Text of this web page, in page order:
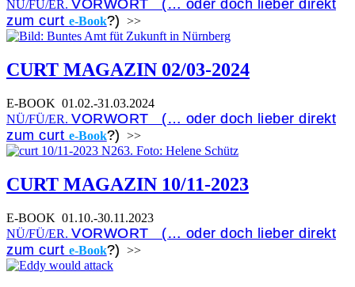
NÜ/FÜ/ER. VORWORT (… oder doch lieber direkt
zum curt e-Book?) >>
CURT MAGAZIN 02/03-2024
E-BOOK 01.02.-31.03.2024
NÜ/FÜ/ER. VORWORT (… oder doch lieber direkt
zum curt e-Book?) >>
CURT MAGAZIN 10/11-2023
E-BOOK 01.10.-30.11.2023
NÜ/FÜ/ER. VORWORT (… oder doch lieber direkt
zum curt e-Book?) >>